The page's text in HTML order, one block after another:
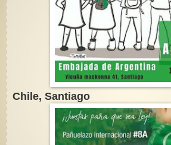
Chile, Santiago